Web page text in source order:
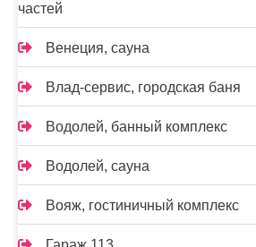
частей
Венеция, сауна
Влад-сервис, городская баня
Водолей, банный комплекс
Водолей, сауна
Вояж, гостиничный комплекс